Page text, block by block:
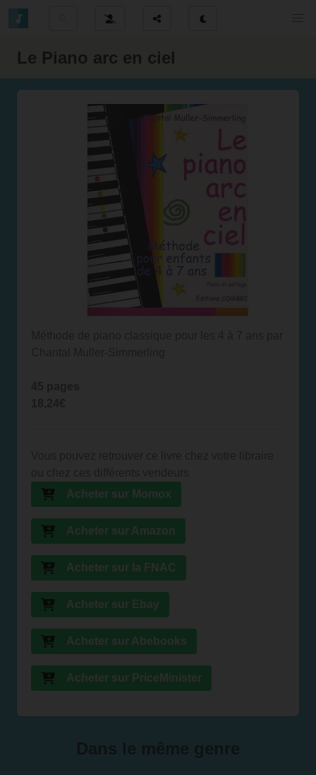
Le Piano arc en ciel
Acheter sur Momox
Acheter sur Amazon
Acheter sur la FNAC
Acheter sur Ebay
Acheter sur Abebooks
Acheter sur PriceMinister